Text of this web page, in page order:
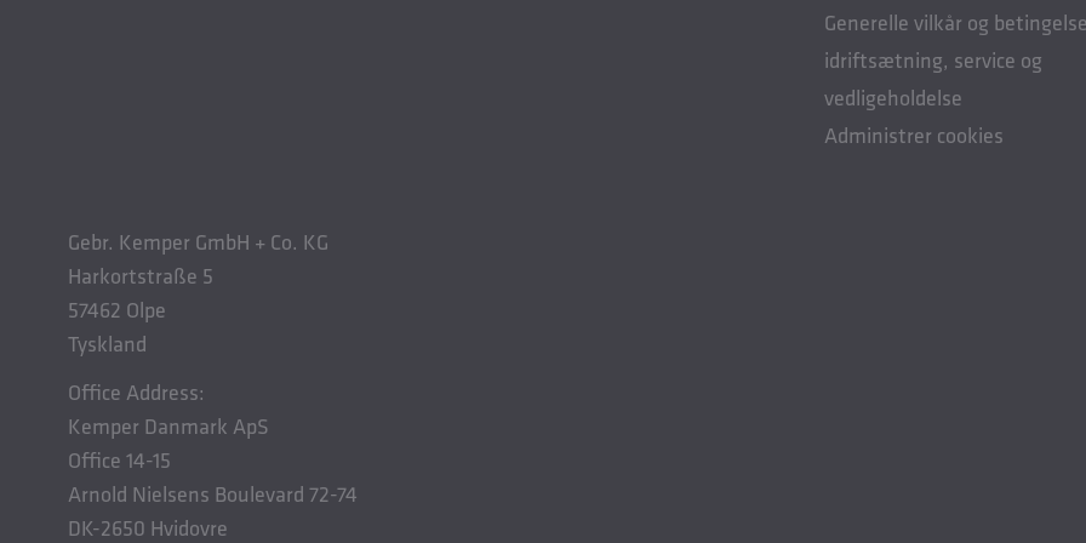
Generelle vilkår og
idriftsætning, service og
vedligeholdelse
Administrer cookies
Gebr. Kemper GmbH + Co. KG
Harkortstraße 5
57462 Olpe
Tyskland
Office Address:
Kemper Danmark ApS
Office 14-15
Arnold Nielsens Boulevard 72-74
DK-2650 Hvidovre